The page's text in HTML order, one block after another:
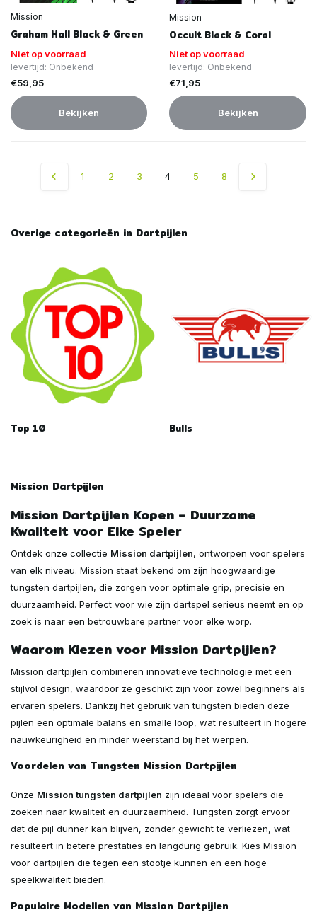
Mission
Graham Hall Black & Green
Niet op voorraad
levertijd: Onbekend
€59,95
Bekijken
Mission
Occult Black & Coral
Niet op voorraad
levertijd: Onbekend
€71,95
Bekijken
1 2 3 4 5 8
Overige categorieën in Dartpijlen
Top 10 Bulls
Mission Dartpijlen
Mission Dartpijlen Kopen – Duurzame
Kwaliteit voor Elke Speler
Ontdek onze collectie Mission dartpijlen, ontworpen voor spelers
van elk niveau. Mission staat bekend om zijn hoogwaardige
tungsten dartpijlen, die zorgen voor optimale grip, precisie en
duurzaamheid. Perfect voor wie zijn dartspel serieus neemt en op
zoek is naar een betrouwbare partner voor elke worp.
Waarom Kiezen voor Mission Dartpijlen?
Mission dartpijlen combineren innovatieve technologie met een
stijlvol design, waardoor ze geschikt zijn voor zowel beginners als
ervaren spelers. Dankzij het gebruik van tungsten bieden deze
pijlen een optimale balans en smalle loop, wat resulteert in hogere
nauwkeurigheid en minder weerstand bij het werpen.
Voordelen van Tungsten Mission Dartpijlen
Onze Mission tungsten dartpijlen zijn ideaal voor spelers die
zoeken naar kwaliteit en duurzaamheid. Tungsten zorgt ervoor
dat de pijl dunner kan blijven, zonder gewicht te verliezen, wat
resulteert in betere prestaties en langdurig gebruik. Kies Mission
voor dartpijlen die tegen een stootje kunnen en een hoge
speelkwaliteit bieden.
Populaire Modellen van Mission Dartpijlen